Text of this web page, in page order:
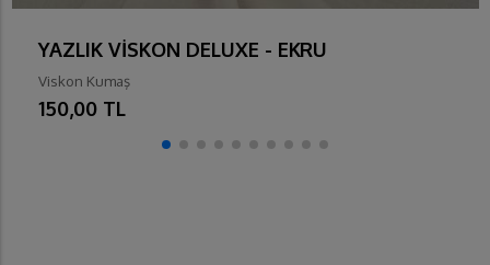
YAZLIK VİSKON DELUXE - EKRU
Viskon Kumaş
150,00 TL